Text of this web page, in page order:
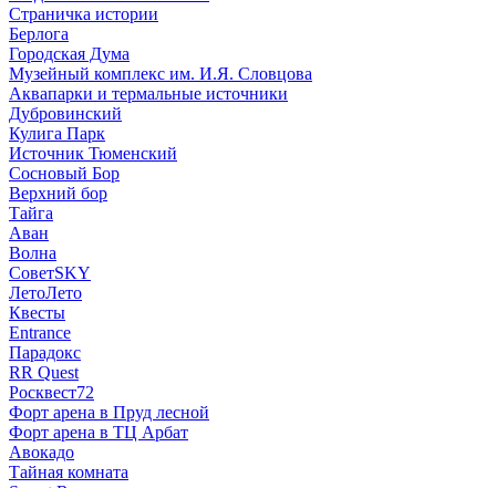
Страничка истории
Берлога
Городская Дума
Музейный комплекс им. И.Я. Словцова
Аквапарки и термальные источники
Дубровинский
Кулига Парк
Источник Тюменский
Сосновый Бор
Верхний бор
Тайга
Аван
Волна
СоветSKY
ЛетоЛето
Квесты
Entrance
Парадокс
RR Quest
Росквест72
Форт арена в Пруд лесной
Форт арена в ТЦ Арбат
Авокадо
Тайная комната